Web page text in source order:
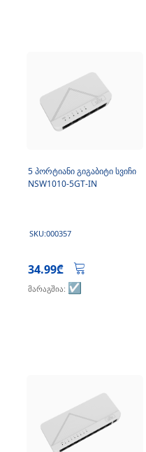
5 პორტიანი გიგაბიტი სვიჩი
NSW1010-5GT-IN
SKU:000357
34.99₾
მარაგშია: ☑️